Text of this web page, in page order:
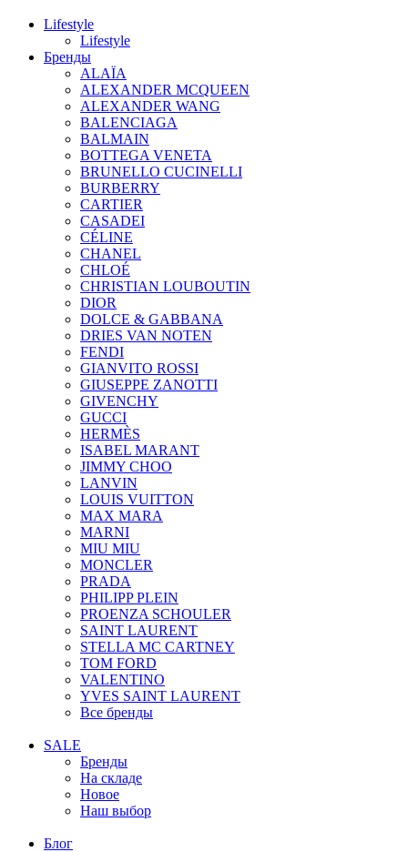
Lifestyle
Lifestyle
Бренды
ALAÏA
ALEXANDER MCQUEEN
ALEXANDER WANG
BALENCIAGA
BALMAIN
BOTTEGA VENETA
BRUNELLO CUCINELLI
BURBERRY
CARTIER
CASADEI
CÉLINE
CHANEL
CHLOÉ
CHRISTIAN LOUBOUTIN
DIOR
DOLCE & GABBANA
DRIES VAN NOTEN
FENDI
GIANVITO ROSSI
GIUSEPPE ZANOTTI
GIVENCHY
GUCCI
HERMÈS
ISABEL MARANT
JIMMY CHOO
LANVIN
LOUIS VUITTON
MAX MARA
MARNI
MIU MIU
MONCLER
PRADA
PHILIPP PLEIN
PROENZA SCHOULER
SAINT LAURENT
STELLA MC CARTNEY
TOM FORD
VALENTINO
YVES SAINT LAURENT
Все бренды
SALE
Бренды
На складе
Новое
Наш выбор
Блог